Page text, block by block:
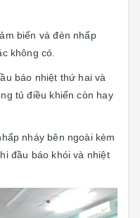
biến và đèn nhấp
không có.
báo nhiệt thứ hai và
tủ điều khiển còn hay
nháy bên ngoài kèm
đầu báo khói và nhiệt